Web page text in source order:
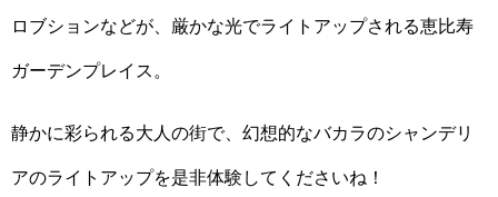
ロブションなどが、厳かな光でライトアップされる恵比寿
ガーデンプレイス。
静かに彩られる大人の街で、幻想的なバカラのシャンデリ
アのライトアップを是非体験してくださいね！